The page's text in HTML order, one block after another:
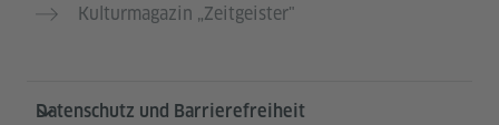
Kulturmagazin „Zeitgeister"
Datenschutz und Barrierefreiheit